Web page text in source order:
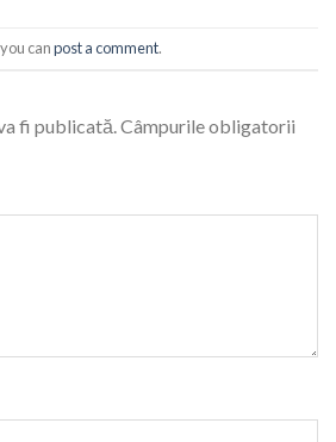
canpost a comment.
fi publicată.Câmpurile obligatorii